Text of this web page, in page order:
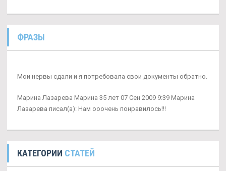
ФРАЗЫ
Мои нервы сдали и я потребовала свои документы обратно.
Марина Лазарева Марина 35 лет 07 Сен 2009 9:39 Марина
Лазарева писал(а): Нам ооочень понравилось!!!
КАТЕГОРИИ СТАТЕЙ